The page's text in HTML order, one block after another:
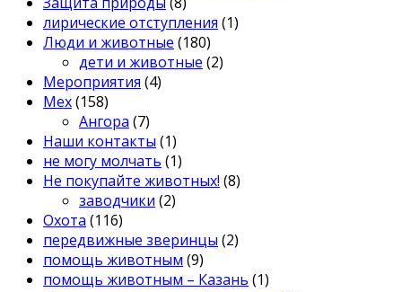
лирические отступления (1)
Люди и животные (180)
дети и животные (2)
Мероприятия (4)
Мех(158)
Ангора (7)
Наши контакты (1)
не могу молчать (1)
Не покупайте животных! (8)
заводчики (2)
Охота (116)
передвижные зверинцы (2)
помощь животным (9)
помощь животным – Казань (1)